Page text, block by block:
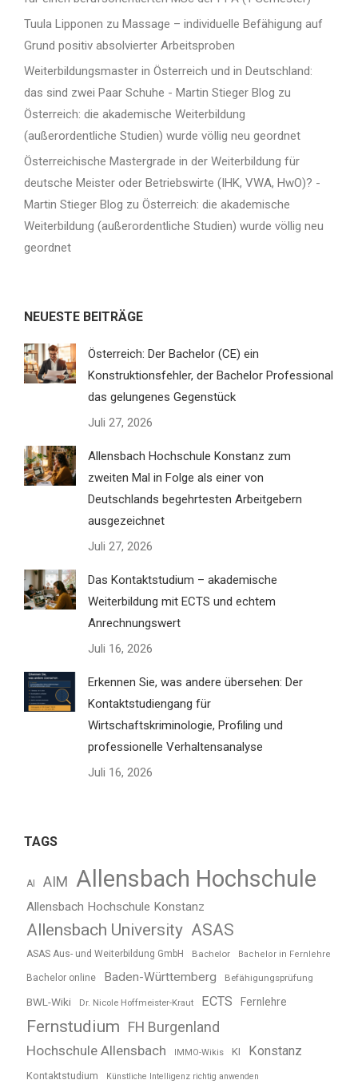
Tuula Lipponen zu Massage – individuelle Befähigung auf
Grund positiv absolvierter Arbeitsproben
Weiterbildungsmaster in Österreich und in Deutschland:
das sind zwei Paar Schuhe - Martin Stieger Blog zu
Österreich: die akademische Weiterbildung
(außerordentliche Studien) wurde völlig neu geordnet
Österreichische Mastergrade in der Weiterbildung für
deutsche Meister oder Betriebswirte (IHK, VWA, HwO)? -
Martin Stieger Blog zu Österreich: die akademische
Weiterbildung (außerordentliche Studien) wurde völlig neu
geordnet
NEUESTE BEITRÄGE
Österreich: Der Bachelor (CE) ein
Konstruktionsfehler, der Bachelor Professional
das gelungenes Gegenstück
Juli 27, 2026
Allensbach Hochschule Konstanz zum
zweiten Mal in Folge als einer von
Deutschlands begehrtesten Arbeitgebern
ausgezeichnet
Juli 27, 2026
Das Kontaktstudium – akademische
Weiterbildung mit ECTS und echtem
Anrechnungswert
Juli 16, 2026
Erkennen Sie, was andere übersehen: Der
Kontaktstudiengang für
Wirtschaftskriminologie, Profiling und
professionelle Verhaltensanalyse
Juli 16, 2026
TAGS
AI AIM Allensbach Hochschule
Allensbach Hochschule Konstanz
Allensbach University ASAS
ASAS Aus- und Weiterbildung GmbH Bachelor Bachelor in Fernlehre
Bachelor online Baden-Württemberg Befähigungsprüfung
BWL-Wiki Dr. Nicole Hoffmeister-Kraut ECTS Fernlehre
Fernstudium FH Burgenland
Hochschule Allensbach
IMMO-Wikis KI Konstanz
Kontaktstudium Künstliche Intelligenz richtig anwenden